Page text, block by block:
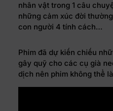
nhân vật trong 1 câu
những cảm xúc đời
con người 4 tính cách…
Phim đã dự kiến chiếu
gây quỹ cho các cụ già
dịch nên phim không thể